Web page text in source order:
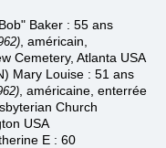
Baker : 55 ans
, américain,
Cemetery, Atlanta USA
Mary Louise : 51 ans
, américaine, enterrée
Church
USA
E : 60